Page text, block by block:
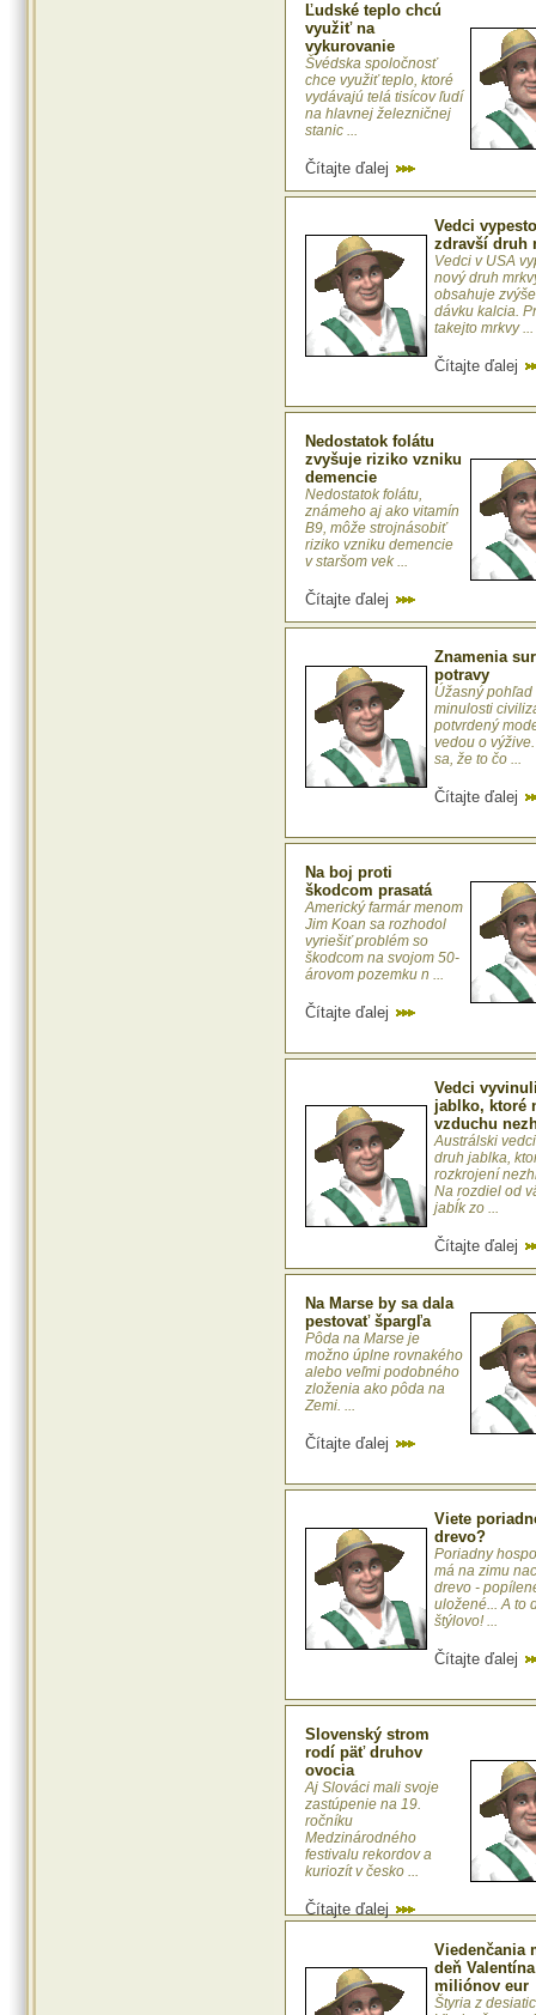
Ľudské teplo chcú
využiť na
vykurovanie
Švédska spoločnosť
chce využiť teplo, ktoré
vydávajú telá tisícov ľudí
na hlavnej železničnej
stanic ...
Čítajte ďalej
Vedci
zdravší druh
Vedci v USA
nový druh
obsahuje
dávku kalcia.
takejto mrkvy ...
Čítajte ďalej
Nedostatok folátu
zvyšuje riziko vzniku
demencie
Nedostatok folátu,
známeho aj ako vitamín
B9, môže strojnásobiť
riziko vzniku demencie
v staršom vek ...
Čítajte ďalej
Znamenia
potravy
Úžasný pohľad
minulosti
potvrdený
vedou o
sa, že to čo ...
Čítajte ďalej
Na boj proti
škodcom prasatá
Americký farmár menom
Jim Koan sa rozhodol
vyriešiť problém so
škodcom na svojom 50-
árovom pozemku n ...
Čítajte ďalej
Vedci
jablko, ktoré
vzduchu
Austrálski
druh jablka,
rozkrojení
Na rozdiel od
jabĺk zo ...
Čítajte ďalej
Na Marse by sa dala
pestovať špargľa
Pôda na Marse je
možno úplne rovnakého
alebo veľmi podobného
zloženia ako pôda na
Zemi. ...
Čítajte ďalej
Viete
drevo?
Poriadny
má na zimu
drevo -
uložené... A to
štýlovo! ...
Čítajte ďalej
Slovenský strom
rodí päť druhov
ovocia
Aj Slováci mali svoje
zastúpenie na 19.
ročníku
Medzinárodného
festivalu rekordov a
kuriozít v česko ...
Čítajte ďalej
Viedenčania
deň
miliónov eur
Štyria z